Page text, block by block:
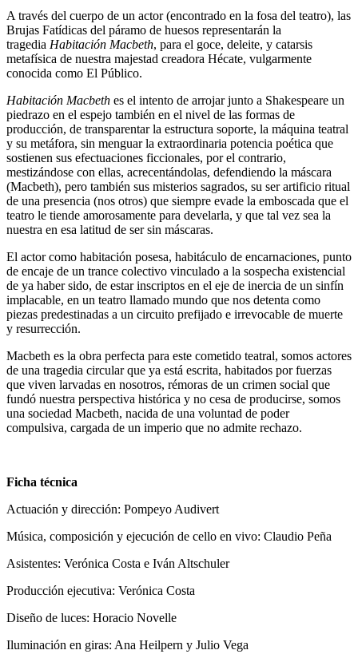
A través del cuerpo de un actor (encontrado en la fosa del teatro), las
Brujas Fatídicas del páramo de huesos representarán la
tragedia Habitación Macbeth, para el goce, deleite, y catarsis
metafísica de nuestra majestad creadora Hécate, vulgarmente
conocida como El Público.
Habitación Macbeth es el intento de arrojar junto a Shakespeare un
piedrazo en el espejo también en el nivel de las formas de
producción, de transparentar la estructura soporte, la máquina teatral
y su metáfora, sin menguar la extraordinaria potencia poética que
sostienen sus efectuaciones ficcionales, por el contrario,
mestizándose con ellas, acrecentándolas, defendiendo la máscara
(Macbeth), pero también sus misterios sagrados, su ser artificio ritual
de una presencia (nos otros) que siempre evade la emboscada que el
teatro le tiende amorosamente para develarla, y que tal vez sea la
nuestra en esa latitud de ser sin máscaras.
El actor como habitación posesa, habitáculo de encarnaciones, punto
de encaje de un trance colectivo vinculado a la sospecha existencial
de ya haber sido, de estar inscriptos en el eje de inercia de un sinfín
implacable, en un teatro llamado mundo que nos detenta como
piezas predestinadas a un circuito prefijado e irrevocable de muerte
y resurrección.
Macbeth es la obra perfecta para este cometido teatral, somos actores
de una tragedia circular que ya está escrita, habitados por fuerzas
que viven larvadas en nosotros, rémoras de un crimen social que
fundó nuestra perspectiva histórica y no cesa de producirse, somos
una sociedad Macbeth, nacida de una voluntad de poder
compulsiva, cargada de un imperio que no admite rechazo.
Ficha técnica
Actuación y dirección: Pompeyo Audivert
Música, composición y ejecución de cello en vivo: Claudio Peña
Asistentes: Verónica Costa e Iván Altschuler
Producción ejecutiva: Verónica Costa
Diseño de luces: Horacio Novelle
Iluminación en giras: Ana Heilpern y Julio Vega